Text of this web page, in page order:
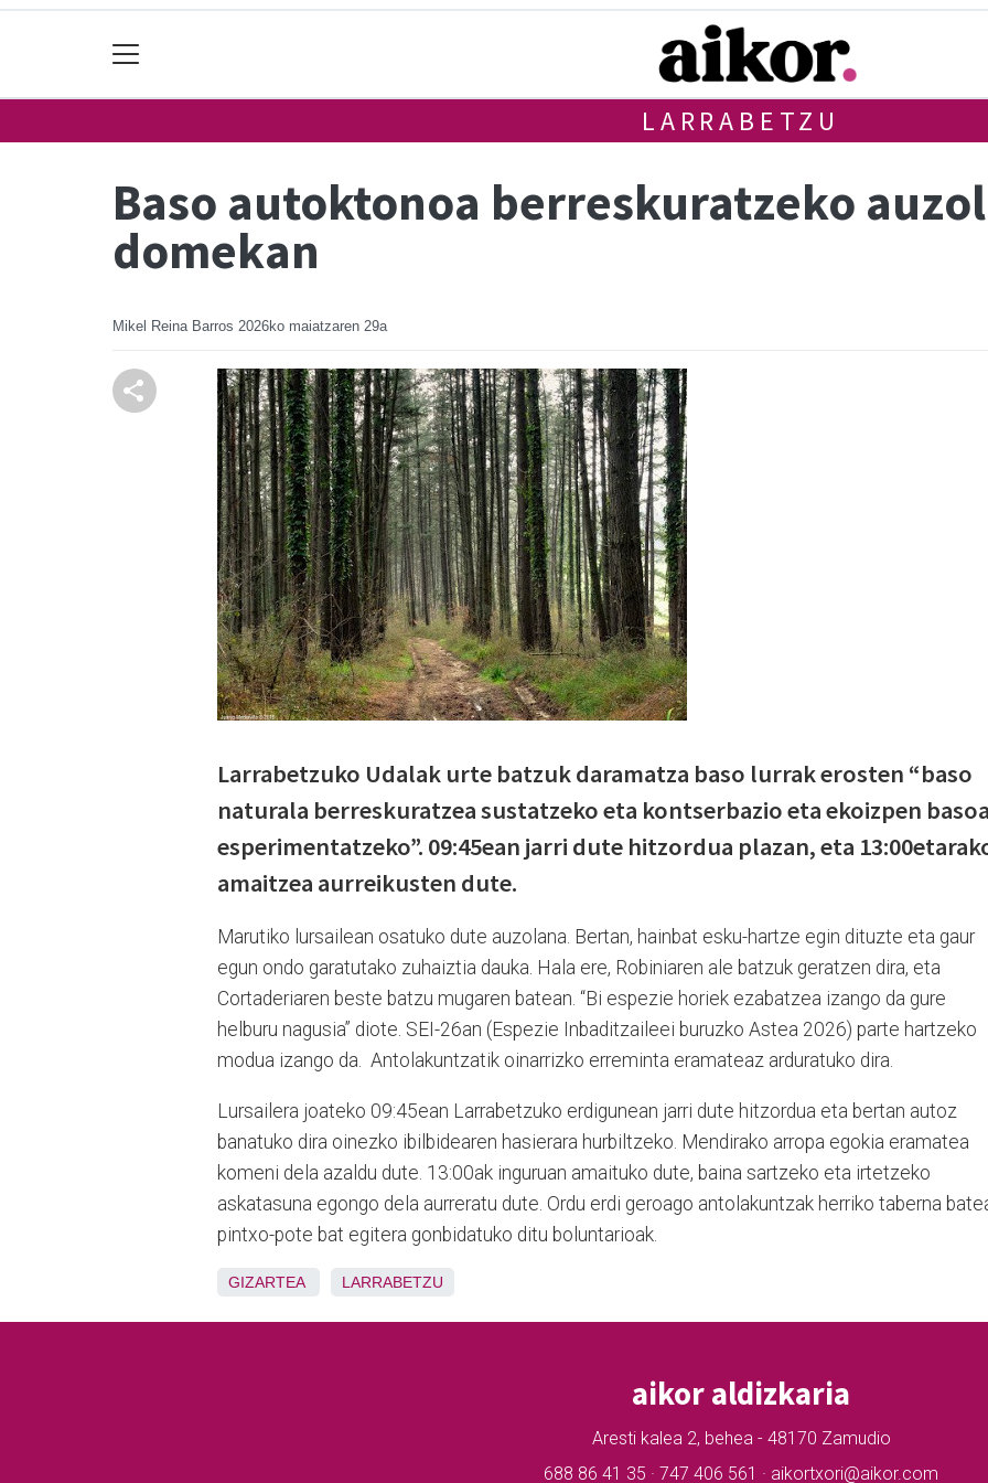
LARRABETZU
Baso autoktonoa berreskuratzeko
domekan
Mikel Reina Barros 2026ko maiatzaren 29a
Larrabetzuko Udalak urte batzuk daramatza baso lurrak erosten “baso
naturala berreskuratzea sustatzeko eta kontserbazio eta ekoizpen
esperimentatzeko”. 09:45ean jarri dute hitzordua plazan, eta
amaitzea aurreikusten dute.
Marutiko lursailean osatuko dute auzolana. Bertan, hainbat esku-hartze egin dituzte eta gaur
egun ondo garatutako zuhaiztia dauka. Hala ere, Robiniaren ale batzuk geratzen dira, eta
Cortaderiaren beste batzu mugaren batean. “Bi espezie horiek ezabatzea izango da gure
helburu nagusia” diote. SEI-26an (Espezie Inbaditzaileei buruzko Astea 2026) parte hartzeko
modua izango da. Antolakuntzatik oinarrizko erreminta eramateaz arduratuko dira.
Lursailera joateko 09:45ean Larrabetzuko erdigunean jarri dute hitzordua eta bertan autoz
banatuko dira oinezko ibilbidearen hasierara hurbiltzeko. Mendirako arropa egokia eramatea
komeni dela azaldu dute. 13:00ak inguruan amaituko dute, baina sartzeko eta irtetzeko
askatasuna egongo dela aurreratu dute. Ordu erdi geroago antolakuntzak herriko taberna
pintxo-pote bat egitera gonbidatuko ditu boluntarioak.
GIZARTEA LARRABETZU
aikor aldizkaria
Aresti kalea 2, behea - 48170 Zamudio
688 86 41 35 · 747 406 561 · aikortxori@aikor.com